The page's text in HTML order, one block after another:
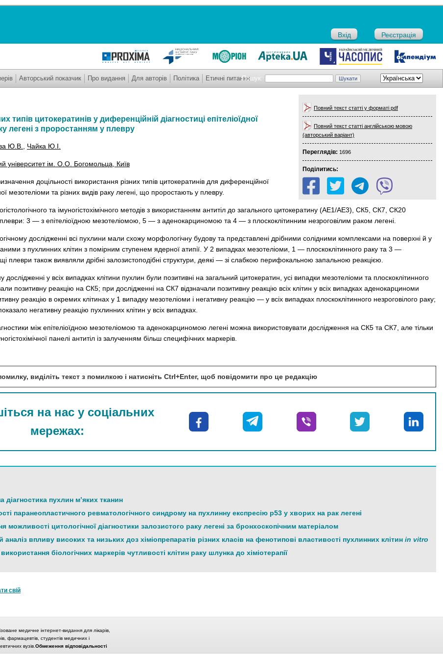
Вхід Реєстрація
Пошук:
Авторський показчик Про видання Для авторів Політика Етичні питання
Повний текст статті у форматі pdf
Повний текст статті англійською мовою
(авторський варіант)
Переглядів: 1696
Поділитись:
типів цитокератинів у диференційній діагностиці епітеліоїдної
легені з проростанням у плевру
Ю.В. Чайка Ю.І.
університет ім. О.О. Богомольца, Київ
доцільності використання різних типів цитокератинів для диференційної
мезотеліоми та різних видів раку легені, що проростають у плевру.
та імуногістохімічного методів з використанням антитіл до загального цитокератину (AE1/AE3), СК5, СК7, СК20
плеври: 3 — з епітеліоїдною мезотеліомою, 5 — з аденокарциномою та 4 — з плоскоклітинним незроговілим раком легені.
дослідженні всі пухлини мали схожу морфологічну будову та представлені дрібними солідними комплексами на поверхні й у
з пухлинних клітин з помірним ступенем ядерної атипії. У 2 випадках мезотеліоми, 1 — плоскоклітинного раку та 3 —
плеври також виявляли дрібні залозистоподібні структури, деякі — зі слабкою перифокальною запальною реакцією.
дослідженні у всіх випадках клітини пухлин були позитивні на загальний цитокератин, усі випадки мезотеліоми та плоскоклітинного
позитивну реакцію на СК5; при дослідженні на СК7 відзначали позитивну реакцію всіх клітин у всіх випадках аденокарциноми
реакцію в окремих клітинах у 1 випадку мезотеліоми і негативну реакцію — у всіх випадках плоскоклітинного незроговілого раку;
негативну реакцію пухлинних клітин у всіх випадках.
між епітеліоїдною мезотеліомою та аденокарциномою легені можна використовувати дослідження на СК5 та СК7, але тільки
панелі антитіл із залученням більш специфічних маркерів.
виділіть текст з помилкою і натисніть Ctrl+Enter, щоб повідомити про це редакцію
на нас у соціальних
мережах:
діагностика пухлин м’яких тканин
паранеопластичного ревматологічного синдрому на пухлинну експресію p53 у хворих на рак легені
можливості цитологічної діагностики залозистого раку легені за бронхоскопічним матеріалом
аналіз впливу високих та низьких доз хіміопрепаратів різних класів на фенотипові властивості пухлинних клітин in vitro
біологічних маркерів чутливості клітин раку шлунка до хіміотерапії
свій
медичне інтернет-видання для лікарів,
фармацевтів, студентів медичних і
вузів. Обмеження відповідальності